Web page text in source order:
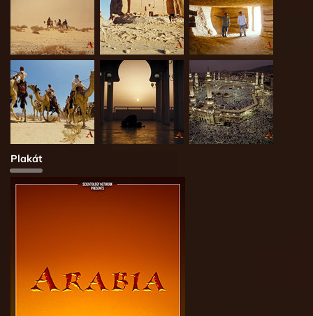
Plakát